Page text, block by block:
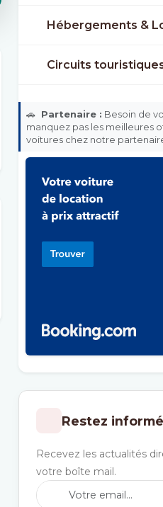
Hébergements &
Circuits
🚗 Partenaire : Besoin de
manquez pas les meilleures
voitures chez notre
Restez
Recevez les actualités
votre boîte mail.